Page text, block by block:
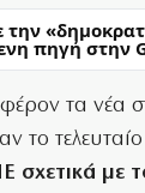
την
πηγή στην
τα νέα
το
σχετικά με